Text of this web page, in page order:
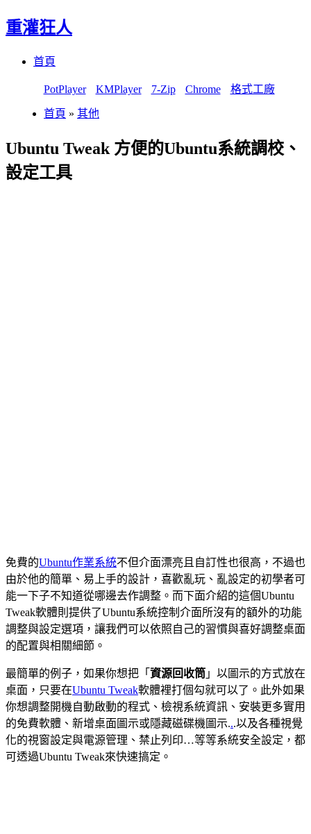
重灌狂人
首頁
PotPlayer KMPlayer 7-Zip Chrome 格式工廠
首頁 » 其他
Ubuntu Tweak 方便的Ubuntu系統調校、
設定工具
免費的Ubuntu作業系統不但介面漂亮且自訂性也很高，不過也
由於他的簡單、易上手的設計，喜歡亂玩、亂設定的初學者可
能一下子不知道從哪邊去作調整。而下面介紹的這個Ubuntu
Tweak軟體則提供了Ubuntu系統控制介面所沒有的額外的功能
調整與設定選項，讓我們可以依照自己的習慣與喜好調整桌面
的配置與相關細節。
最簡單的例子，如果你想把「 資源回收筒 」以圖示的方式放在
桌面，只要在Ubuntu Tweak軟體裡打個勾就可以了。此外如果
你想調整開機自動啟動的程式、檢視系統資訊、安裝更多實用
的免費軟體、新增桌面圖示或隱藏磁碟機圖示...以及各種視覺
化的視窗設定與電源管理、禁止列印…等等系統安全設定，都
可透過Ubuntu Tweak來快速搞定。